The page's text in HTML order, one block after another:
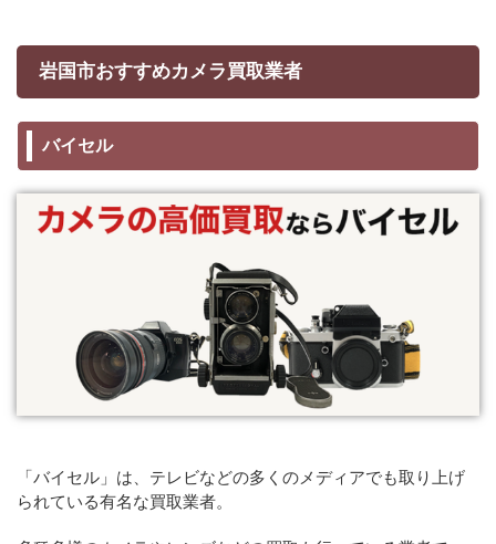
岩国市おすすめカメラ買取業者
バイセル
「バイセル」は、テレビなどの多くのメディアでも取り上げ
られている有名な買取業者。